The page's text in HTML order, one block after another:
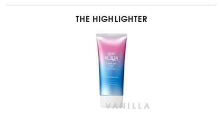
THE HIGHLIGHTER